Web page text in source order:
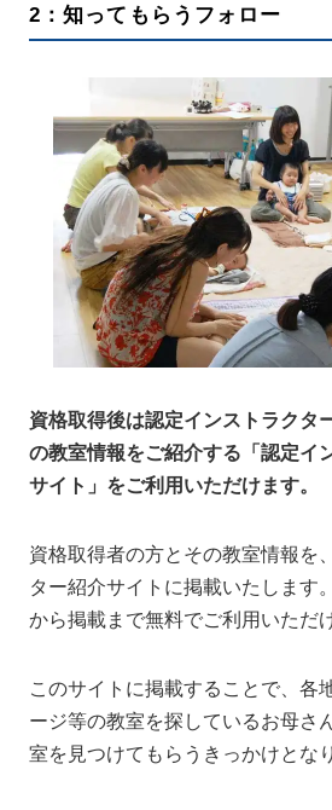
2：知ってもらうフォロー
資格取得後は認定インストラクタ
の教室情報をご紹介する「認定イ
サイト」をご利用いただけます。
資格取得者の方とその教室情報を
ター紹介サイトに掲載いたします
から掲載まで無料でご利用いただ
このサイトに掲載することで、各
ージ等の教室を探しているお母さ
室を見つけてもらうきっかけとな